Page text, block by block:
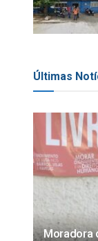
Últimas
Moradora